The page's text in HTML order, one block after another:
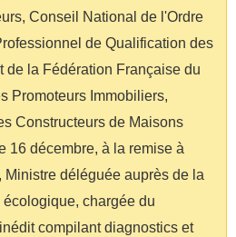
Conseil National de l'Ordre
de Qualification des
de la Fédération Française du
Promoteurs Immobiliers,
Constructeurs de Maisons
16 décembre, à la remise à
Ministre déléguée auprès de la
chargée du
compilant diagnostics et